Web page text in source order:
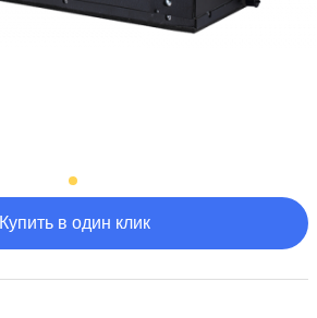
Купить в один клик